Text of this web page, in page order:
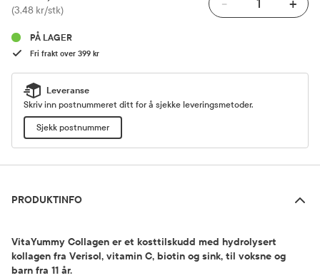
Pris
(3,48 kr/stk) - +
PÅ LAGER
Fri frakt over 399 kr
Leveranse
Skriv inn postnummeret ditt for å sjekke leveringsmetoder.
Sjekk postnummer
PRODUKTINFO
VitaYummy Collagen er et kosttilskudd med hydrolysert
kollagen fra Verisol, vitamin C, biotin og sink, til voksne og
barn fra 11 år.